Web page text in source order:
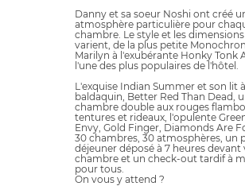
Danny et sa soeur Noshi ont créé
atmosphère particulière pour
chambre. Le style et les dimensions
varient, de la plus petite
Marilyn à l'exubérante Honky Tonk
l'une des plus populaires de l'hôtel.
L'exquise Indian Summer et son lit à
baldaquin, Better Red Than Dead,
chambre double aux rouges
tentures et rideaux, l'opulente
Envy, Gold Finger, Diamonds Are
30 chambres, 30 atmosphères, un
déjeuner déposé à 7 heures devant
chambre et un check-out tardif à
pour tous.
On vous y attend ?